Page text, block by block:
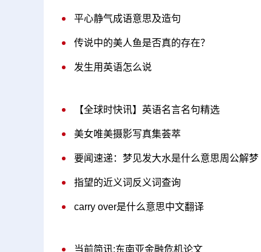
平心静气成语意思及造句
传说中的美人鱼是否真的存在？
发生用英语怎么说
【全球时快讯】英语名言名句精选
美女唯美摄影写真集荟萃
要闻速递：梦见发大水是什么意思周公解梦
指望的近义词反义词查询
carry over是什么意思中文翻译
当前简讯:东南亚金融危机论文